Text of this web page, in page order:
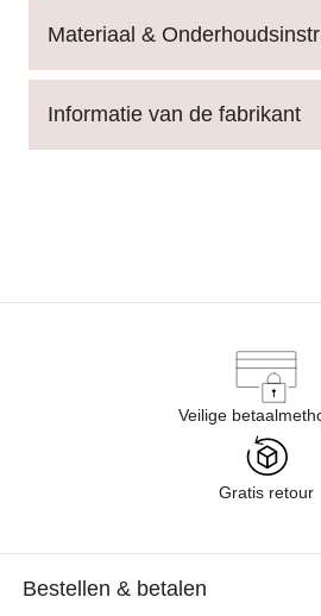
Materiaal &
Informatie van de fabrikant
Veilige
Gratis retour
Bestellen & betalen